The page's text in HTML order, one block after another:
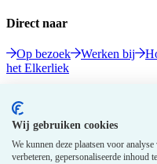
Wij gebruiken cookies
We kunnen deze plaatsen voor
verbeteren, gepersonaliseerde inhoud
Direct naar
Op bezoek Werken bij
het Elkerliek
Volg ons